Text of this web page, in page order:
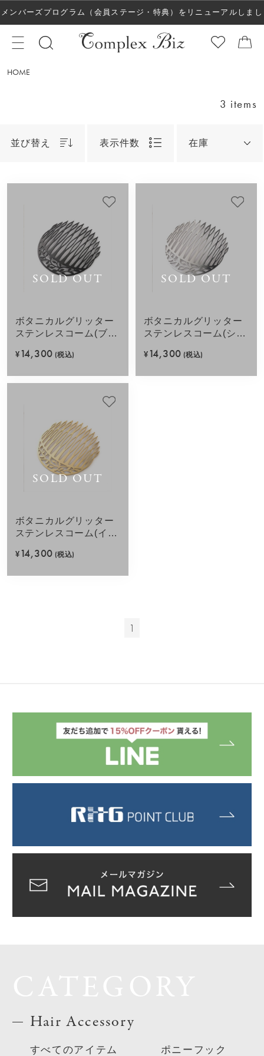
メンバーズプログラム（会員ステージ・特典）をリニューアルしまし
た！
HOME
3 items
並び替え 表示件数 在庫
SOLD OUT
ボタニカルグリッター
ステンレスコーム(ブラ
¥ 14,300 (税込)
SOLD OUT
ボタニカルグリッター
ステンレスコーム(シル
¥ 14,300 (税込)
SOLD OUT
ボタニカルグリッター
ステンレスコーム(イエ
¥ 14,300 (税込)
1
Hair Accessory
すべてのアイテム ポニーフック